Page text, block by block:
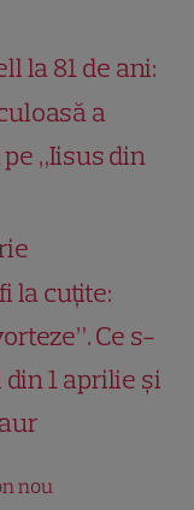
la 81 de ani:
a
„Iisus din
la cuțite:
Ce s-
1 aprilie și
nou